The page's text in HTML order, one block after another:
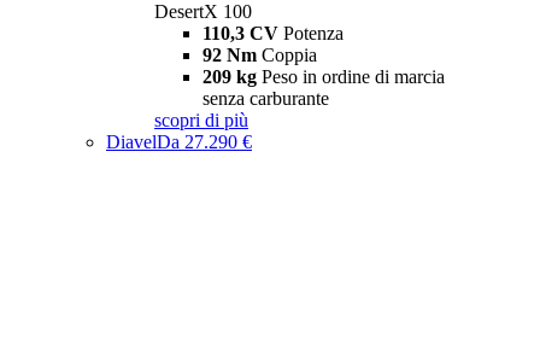
DesertX 100
110,3 CV Potenza
92 Nm Coppia
209 kg Peso in ordine di marcia
senza carburante
scopri di più
DiavelDa 27.290 €